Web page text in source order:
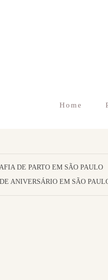
Home
DE PARTO EM SÃO PAULO
ANIVERSÁRIO EM SÃO